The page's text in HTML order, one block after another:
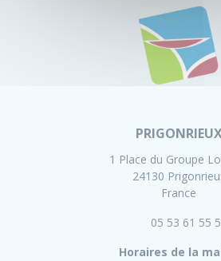
1 Place du Groupe
24130
France
05 53 61 55
Horaires de la